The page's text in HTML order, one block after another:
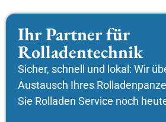
Ihr Partner für
Rolladentechnik
Sicher, schnell und lokal: Wir
Austausch Ihres
Sie Rolladen Service noch